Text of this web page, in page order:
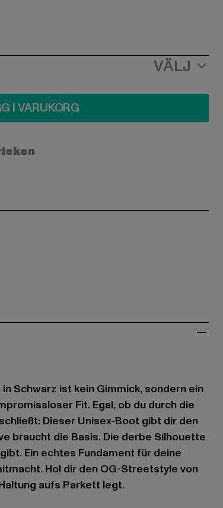
VÄLJ
I VARUKORG
Schwarz ist kein Gimmick, sondern ein
Fit. Egal, ob du durch die
Dieser Unisex-Boot gibt dir den
braucht die Basis. Die derbe Silhouette
Ein echtes Fundament für deine
Hol dir den OG-Streetstyle von
aufs Parkett legt.